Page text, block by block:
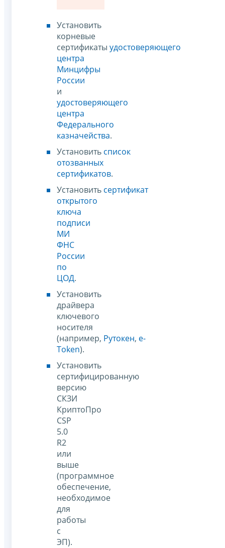
Установить
корневые
сертификаты удостоверяющего
центра
Минцифры
России
и
удостоверяющего
центра
Федерального
казначейства.
Установить список
отозванных
сертификатов.
Установить сертификат
открытого
ключа
подписи
МИ
ФНС
России
по
ЦОД.
Установить
драйвера
ключевого
носителя
(например, Рутокен, e-
Token).
Установить
сертифицированную
версию
СКЗИ
КриптоПро
CSP
5.0
R2
или
выше
(программное
обеспечение,
необходимое
для
работы
с
ЭП).